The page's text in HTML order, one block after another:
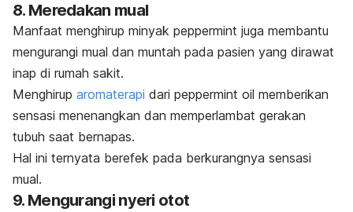
8. Meredakan mual
Manfaat menghirup minyak peppermint juga membantu
mengurangi mual dan muntah pada pasien yang dirawat
inap di rumah sakit.
Menghirup aromaterapi dari peppermint oil memberikan
sensasi menenangkan dan memperlambat gerakan
tubuh saat bernapas.
Hal ini ternyata berefek pada berkurangnya sensasi
mual.
9. Mengurangi nyeri otot